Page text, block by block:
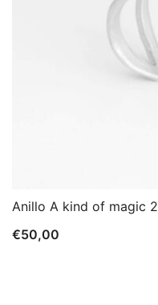
Anillo A kind of magic 2
€50,00